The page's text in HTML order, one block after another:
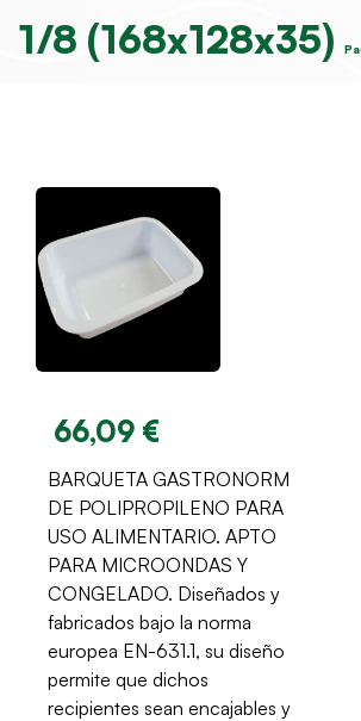
1/8 (168x128x35)
66,09 €
BARQUETA GASTRONORM
DE POLIPROPILENO PARA
USO ALIMENTARIO. APTO
PARA MICROONDAS Y
CONGELADO. Diseñados y
fabricados bajo la norma
europea EN-631.1, su diseño
permite que dichos
recipientes sean encajables y